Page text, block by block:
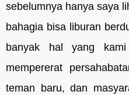
sebelumnya hanya saya
bahagia bisa liburan
banyak hal yang
mempererat
teman baru, dan